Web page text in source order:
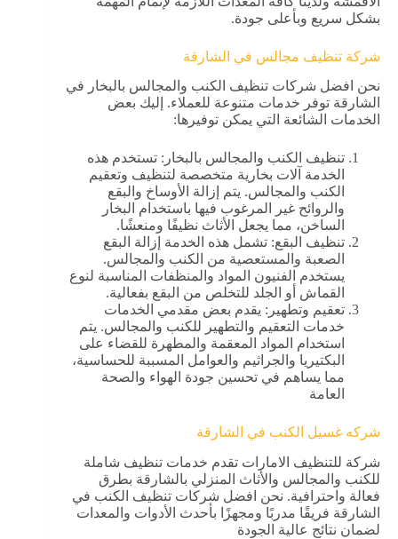
بشكل سريع وبأعلى جودة.
شركة تنظيف مجالس في الشارقة
نحن افضل شركات تنظيف الكنب والمجالس بالبخار في
الشارقة توفر خدمات متنوعة للعملاء. إليك بعض
الخدمات الشائعة التي يمكن توفيرها:
تنظيف الكنب والمجالس بالبخار: تستخدم هذه
الخدمة آلات بخارية متخصصة لتنظيف وتعقيم
الكنب والمجالس. يتم إزالة الأوساخ والبقع
والروائح غير المرغوب فيها باستخدام البخار
الساخن، مما يجعل الأثاث نظيفًا ومنعشًا.
تنظيف البقع: تشمل هذه الخدمة إزالة البقع
الصعبة والمستعصية من الكنب والمجالس.
يستخدم الفنيون المواد والمنظفات المناسبة لنوع
القماش أو الجلد للتخلص من البقع بفعالية.
تعقيم وتطهير: يقدم بعض مقدمي الخدمات
خدمات التعقيم والتطهير للكنب والمجالس. يتم
استخدام المواد المعقمة والمطهرة للقضاء على
البكتيريا والجراثيم والعوامل المسببة للحساسية،
مما يساهم في تحسين جودة الهواء والصحة
العامة
شركه غسيل الكنب في الشارقة
شركة للتنظيف الامارات تقدم خدمات تنظيف شاملة
للكنب والمجالس والأثاث المنزلي بالشارقة بطرق
فعالة واحترافية. نحن افضل شركات تنظيف الكنب في
الشارقة فريقًا مدربًا ومجهزًا بأحدث الأدوات والمعدات
لضمان نتائج عالية الجودة